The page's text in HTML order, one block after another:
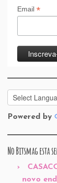
Email *
Powered by
No Bitsmag esta
novo